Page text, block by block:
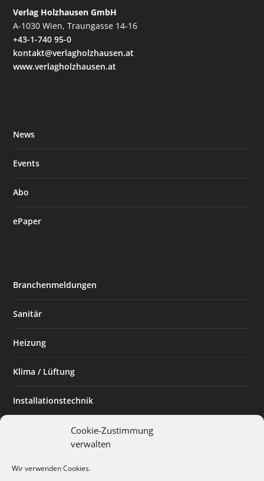
Cookie-Zustimmung
verwalten
Wir verwenden Cookies.
Verlag Holzhausen GmbH
A-1030 Wien, Traungasse 14-16
+43-1-740 95-0
kontakt@verlagholzhausen.at
www.verlagholzhausen.at
News
Events
Abo
ePaper
Branchenmeldungen
Sanitär
Heizung
Klima / Lüftung
Installationstechnik
Planen & Bauen